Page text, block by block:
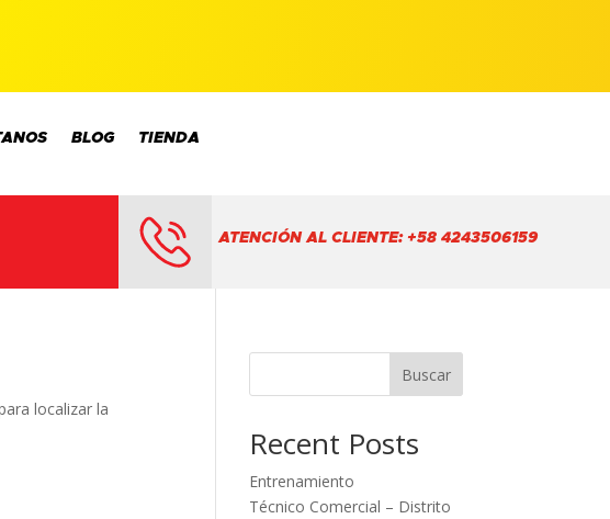
BLOG TIENDA
ATENCIÓN AL CLIENTE: +58 4243506159
localizar la
Buscar
Recent Posts
Entrenamiento
Técnico Comercial – Distrito